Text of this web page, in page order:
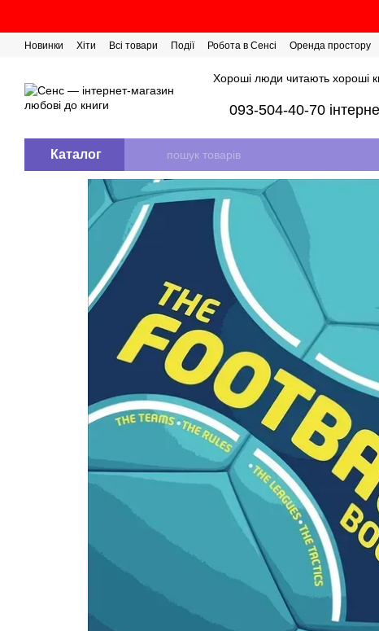
Новинки Хіти Всі товари Події Робота в Сенсі Оренда простору
Хороші люди читають хороші
093-504-40-70
Каталог